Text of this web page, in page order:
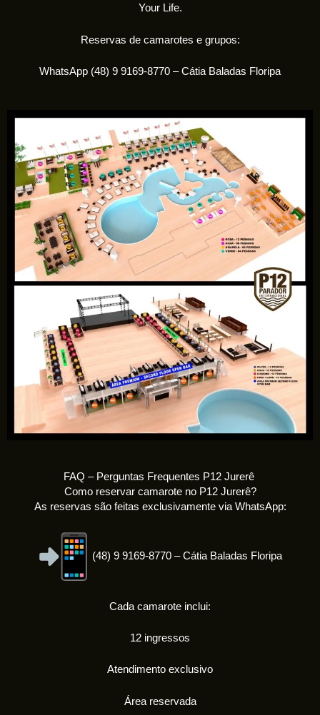
Your Life.
Reservas de camarotes e grupos:
WhatsApp (48) 9 9169-8770 – Cátia Baladas Floripa
FAQ – Perguntas Frequentes P12 Jurerê
Como reservar camarote no P12 Jurerê?
As reservas são feitas exclusivamente via WhatsApp:
(48) 9 9169-8770 – Cátia Baladas Floripa
Cada camarote inclui:
12 ingressos
Atendimento exclusivo
Área reservada